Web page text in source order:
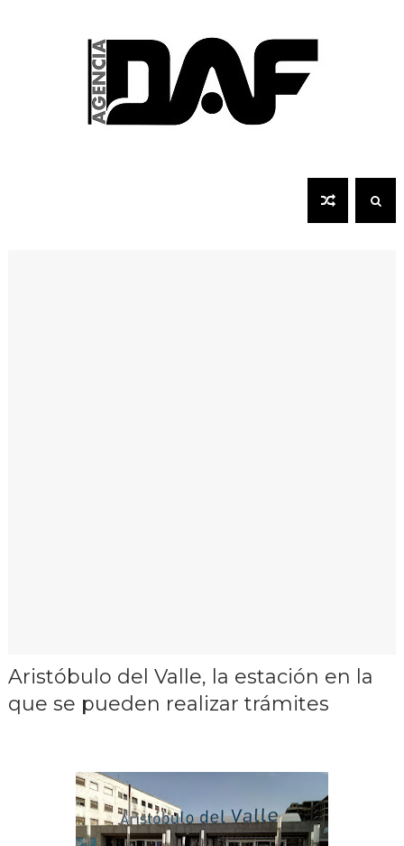
Aristóbulo del Valle, la estación en la
que se pueden realizar trámites